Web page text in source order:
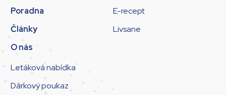
Poradna
Články
O nás
E-recept
Livsane
Letáková nabídka
Dárkový poukaz